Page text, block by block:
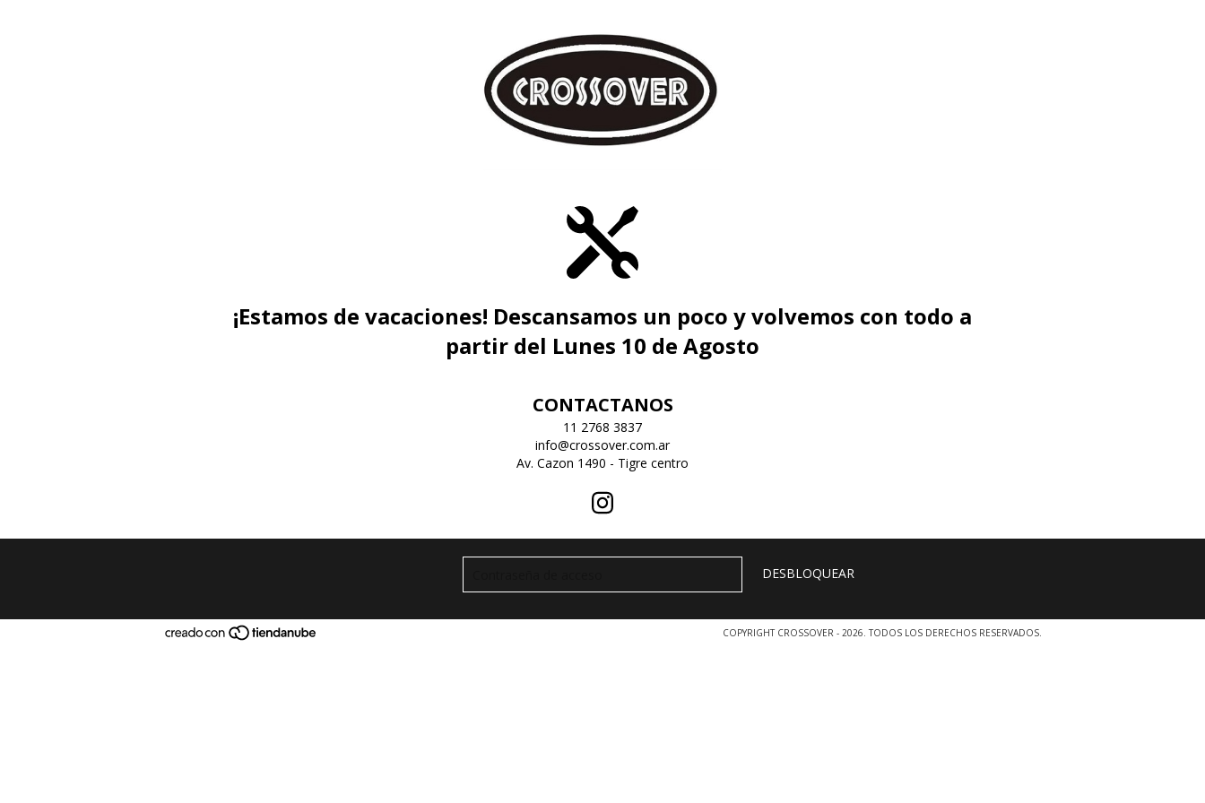
¡Estamos de vacaciones! Descansamos un poco y volvemos con todo a
partir del Lunes 10 de Agosto
CONTACTANOS
11 2768 3837
info@crossover.com.ar
Av. Cazon 1490 - Tigre centro
COPYRIGHT CROSSOVER - 2026. TODOS LOS DERECHOS RESERVADOS.